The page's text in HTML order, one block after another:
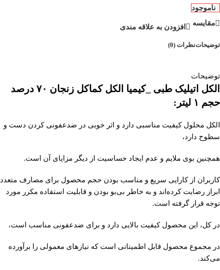
ناموجود
مقایسه
افزودن به علاقه مندی
توضیحاتنظرات (0)
توضیحات
الکل اتیلیک طبی _کیمیا الکل کماکل زنجان ۷۰ درصد
حجم ۱ لیتر:
الکل محلول کیفیت مناسبی دارد و اثر خوبی در ضدعفونی کردن دست و
سطوح دارد،
همچنین بوی ملایم و عدم ایجاد حساسیت از دیگر مزایای آن است.
کاربران از کارایی سریع و مناسب بودن حجم محصول برای مصارف متعدد
ابراز رضایت کرده‌اند و به خاطر بی‌بو بودن و قابلیت استفاده مکرر مورد
توجه قرار گرفته است.
در کل، این محصول کیفیت بالایی دارد و برای ضدعفونی مناسب است،
در مجموع محصول قابل اطمینانی است که نیازهای معمولی را برآورده
می‌کند.